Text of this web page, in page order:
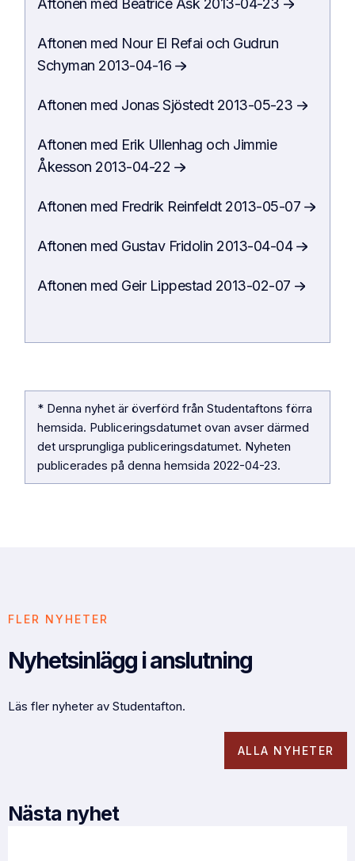
Aftonen med Beatrice Ask 2013-04-23
Aftonen med Nour El Refai och Gudrun
Schyman 2013-04-16
Aftonen med Jonas Sjöstedt 2013-05-23
Aftonen med Erik Ullenhag och Jimmie
Åkesson 2013-04-22
Aftonen med Fredrik Reinfeldt 2013-05-07
Aftonen med Gustav Fridolin 2013-04-04
Aftonen med Geir Lippestad 2013-02-07
* Denna nyhet är överförd från Studentaftons förra
hemsida. Publiceringsdatumet ovan avser därmed
det ursprungliga publiceringsdatumet. Nyheten
publicerades på denna hemsida2022-04-23.
FLER NYHETER
Nyhetsinlägg i anslutning
Läs fler nyheter av Studentafton.
ALLA NYHETER
Nästa nyhet